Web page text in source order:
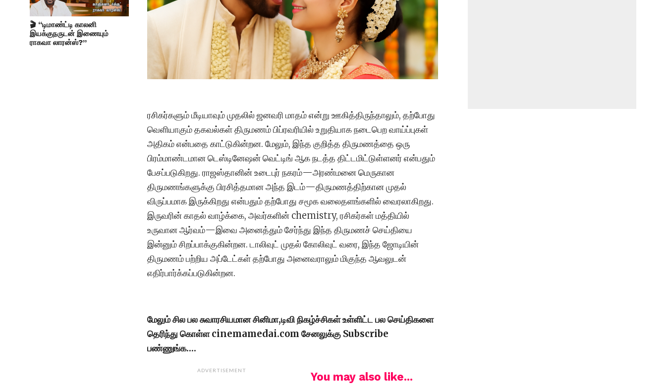
🎬 “டிமாண்ட்டி காலனி
இயக்குநருடன் இணையும்
ராகவா லாரன்ஸ்?”
ரசிகர்களும் மீடியாவும் முதலில் ஜனவரி மாதம் என்று ஊகித்திருந்தாலும், தற்போது
வெளியாகும் தகவல்கள் திருமணம் பிப்ரவரியில் உறுதியாக நடைபெற வாய்ப்புகள்
அதிகம் என்பதை காட்டுகின்றன. மேலும், இந்த குறித்த திருமணத்தை ஒரு
பிரம்மாண்டமான டெஸ்டினேஷன் வெட்டிங் ஆக நடத்த திட்டமிட்டுள்ளனர் என்பதும்
பேசப்படுகிறது. ராஜஸ்தானின் உடைபுர் நகரம்—அரண்மனை மெருகான
திருமணங்களுக்கு பிரசித்தமான அந்த இடம்—திருமணத்திற்கான முதல்
விருப்பமாக இருக்கிறது என்பதும் தற்போது சமூக வலைதளங்களில் வைரலாகிறது.
இருவரின் காதல் வாழ்க்கை, அவர்களின் chemistry, ரசிகர்கள் மத்தியில்
உருவான ஆர்வம்—இவை அனைத்தும் சேர்ந்து இந்த திருமணச் செய்தியை
இன்னும் சிறப்பாக்குகின்றன. டாலிவுட் முதல் கோலிவுட் வரை, இந்த ஜோடியின்
திருமணம் பற்றிய அப்டேட்கள் தற்போது அனைவராலும் மிகுந்த ஆவலுடன்
எதிர்பார்க்கப்படுகின்றன.
மேலும் சில பல சுவாரசியமான சினிமா,டிவி நிகழ்ச்சிகள் உள்ளிட்ட பல செய்திகளை
தெரிந்து கொள்ள cinemamedai.com சேனலுக்கு Subscribe
பண்ணுங்க….
ADVERTISEMENT You may also like...